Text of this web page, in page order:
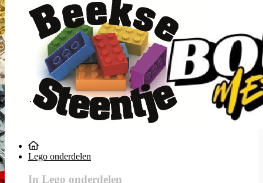
Lego onderdelen
In Lego onderdelen